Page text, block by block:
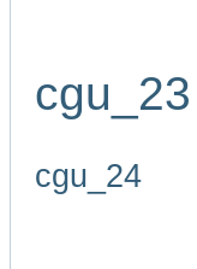
cgu_23
cgu_24